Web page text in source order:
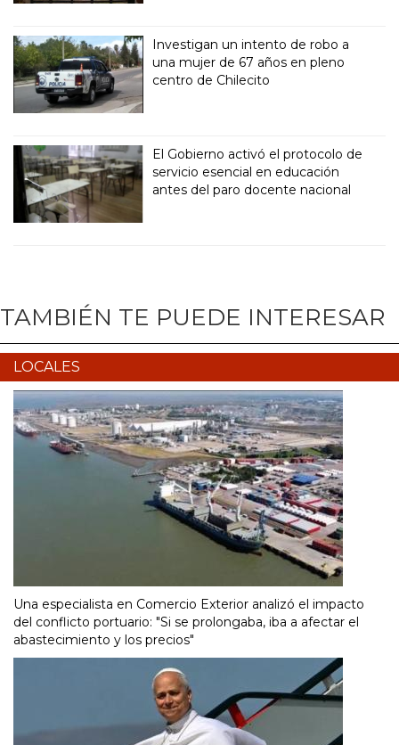
Investigan un intento de robo a
una mujer de 67 años en pleno
centro de Chilecito
El Gobierno activó el protocolo de
servicio esencial en educación
antes del paro docente nacional
TAMBIÉN TE PUEDE INTERESAR
LOCALES
Una especialista en Comercio Exterior analizó el impacto
del conflicto portuario: "Si se prolongaba, iba a afectar el
abastecimiento y los precios"